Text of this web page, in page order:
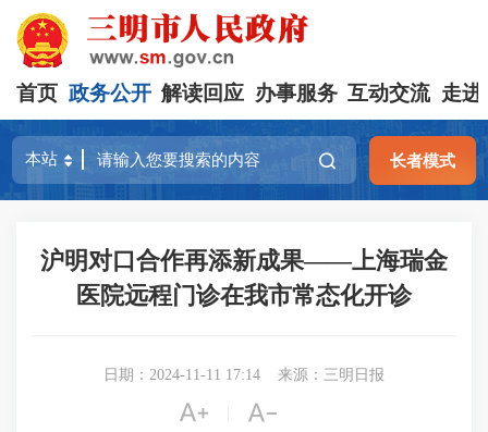
首页 政务公开 解读回应 办事服务 互动交流 走进
长者模式
沪明对口合作再添新成果——上海瑞金
医院远程门诊在我市常态化开诊
日期：2024-11-11 17:14 来源：三明日报
 